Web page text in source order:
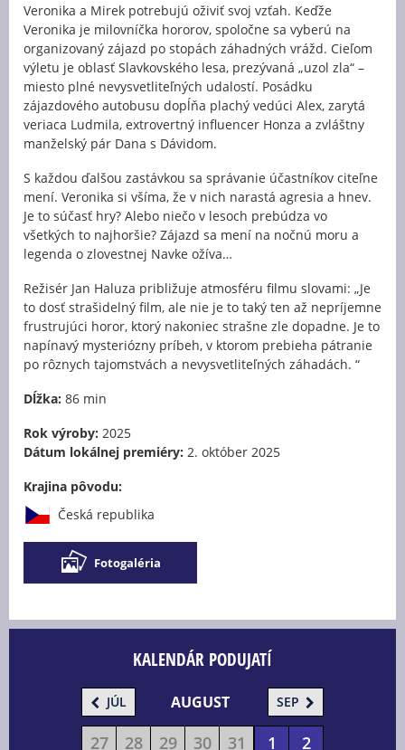
Veronika a Mirek potrebujú oživiť svoj vzťah. Keďže
Veronika je milovníčka hororov, spoločne sa vyberú na
organizovaný zájazd po stopách záhadných vrážd. Cieľom
výletu je oblasť Slavkovského lesa, prezývaná „uzol zla“ –
miesto plné nevysvetliteľných udalostí. Posádku
zájazdového autobusu dopĺňa plachý vedúci Alex, zarytá
veriaca Ludmila, extrovertný influencer Honza a zvláštny
manželský pár Dana s Dávidom.
S každou ďalšou zastávkou sa správanie účastníkov citeľne
mení. Veronika si všíma, že v nich narastá agresia a hnev.
Je to súčasť hry? Alebo niečo v lesoch prebúdza vo
všetkých to najhoršie? Zájazd sa mení na nočnú moru a
legenda o zlovestnej Navke ožíva…
Režisér Jan Haluza približuje atmosféru filmu slovami: „Je
to dosť strašidelný film, ale nie je to taký ten až nepríjemne
frustrujúci horor, ktorý nakoniec strašne zle dopadne. Je to
napínavý mysteriózny príbeh, v ktorom prebieha pátranie
po rôznych tajomstvách a nevysvetliteľných záhadách. “
Dĺžka: 86 min
Rok výroby: 2025
Dátum lokálnej premiéry: 2. október 2025
Krajina pôvodu:
Česká republika
Fotogaléria
KALENDÁR PODUJATÍ
JÚL AUGUST SEP
27 28 29 30 31 1
2